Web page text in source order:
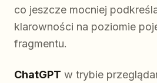
co jeszcze mocniej
klarowności na poziomie
fragmentu.
ChatGPT w trybie